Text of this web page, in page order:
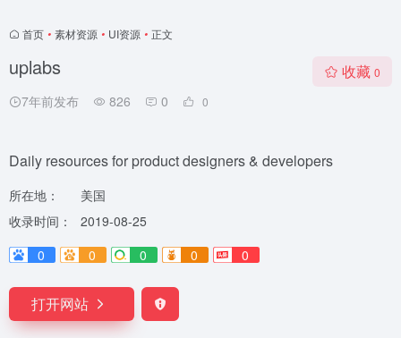
首页 • 素材资源 • UI资源 • 正文
uplabs
7年前发布 826 0 0
收藏 0
Daily resources for product designers & developers
所在地：
美国
收录时间：
2019-08-25
0
0 0 0 0
打开网站